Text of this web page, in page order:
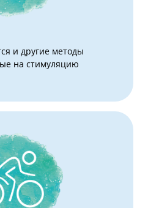
и другие методы
на стимуляцию